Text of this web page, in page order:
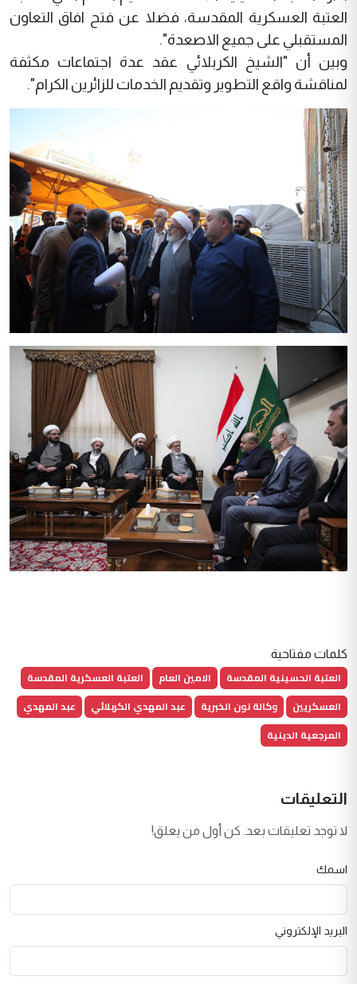
العتبة العسكرية المقدسة، فضلا عن فتح افاق التعاون
المستقبلي على جميع الاصعدة".
وبين أن "الشيخ الكربلائي عقد عدة اجتماعات مكثفة
لمناقشة واقع التطوير وتقديم الخدمات للزائرين الكرام".
كلمات مفتاحية
العتبة الحسينية المقدسة الامين العام
العتبة العسكرية المقدسة
العسكريين
وكالة نون الخبرية عبد المهدي الكربلائي
عبد المهدي
المرجعية الدينية
التعليقات
لا توجد تعليقات بعد. كن أول من يعلق!
اسمك
البريد الإلكتروني